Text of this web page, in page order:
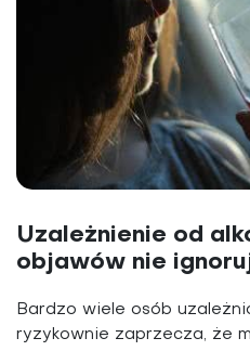
Uzależnienie od
objawów nie
Bardzo wiele osób
ryzykownie zaprzecza, że